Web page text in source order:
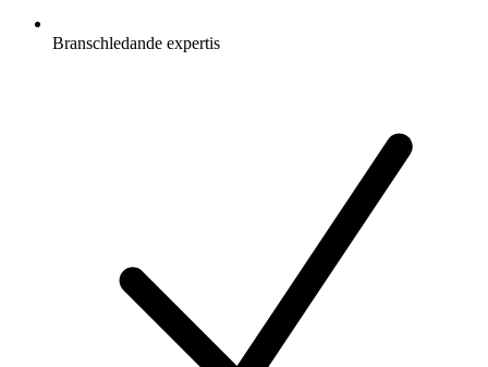
Branschledande expertis